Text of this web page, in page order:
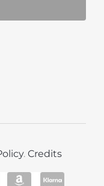
. Credits